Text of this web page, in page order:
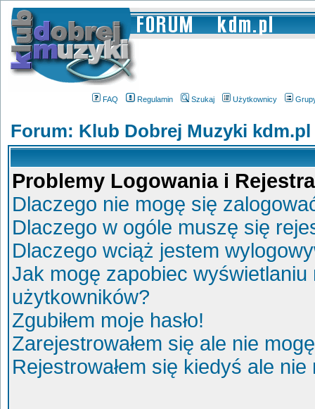
FAQ Regulamin Szukaj Użytkownicy
Forum: Klub Dobrej Muzyki kdm.pl
Problemy Logowania i
Dlaczego nie mogę się
Dlaczego w ogóle muszę się
Dlaczego wciąż jestem
Jak mogę zapobiec
użytkowników?
Zgubiłem moje hasło!
Zarejestrowałem się ale nie
Rejestrowałem się kiedyś ale